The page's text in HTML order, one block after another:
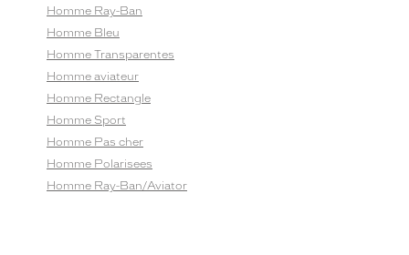
Homme Ray-Ban
Homme Bleu
Homme Transparentes
Homme aviateur
Homme Rectangle
Homme Sport
Homme Pas cher
Homme Polarisees
Homme Ray-Ban/Aviator